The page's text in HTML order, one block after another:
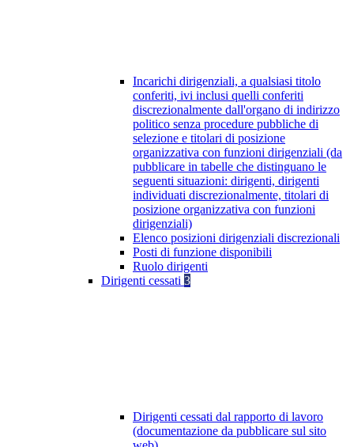
Incarichi dirigenziali, a qualsiasi titolo
conferiti, ivi inclusi quelli conferiti
discrezionalmente dall'organo di indirizzo
politico senza procedure pubbliche di
selezione e titolari di posizione
organizzativa con funzioni dirigenziali (da
pubblicare in tabelle che distinguano le
seguenti situazioni: dirigenti, dirigenti
individuati discrezionalmente, titolari di
posizione organizzativa con funzioni
dirigenziali)
Elenco posizioni dirigenziali discrezionali
Posti di funzione disponibili
Ruolo dirigenti
Dirigenti cessati 3
Dirigenti cessati dal rapporto di lavoro
(documentazione da pubblicare sul sito